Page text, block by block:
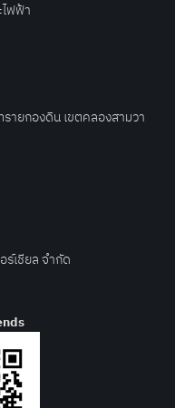
ไฟฟ้า
ายกองดิน เขตคลองสามวา
เชียล จำกัด